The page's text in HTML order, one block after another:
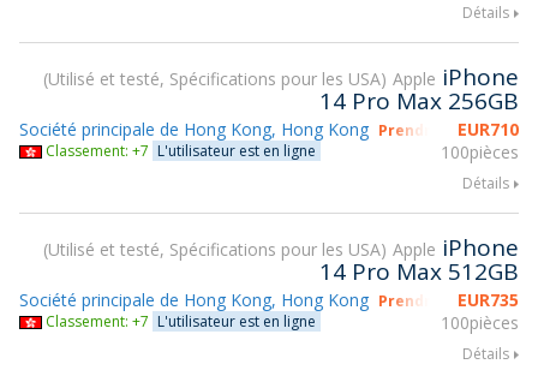
Détails
Utilisé et testé, Spécifications pour les USA Apple iPhone
14 Pro Max 256GB
EUR710
100pièces
Société principale de Hong Kong, Hong Kong Prendre part à gsmX
Classement: +7 L'utilisateur est en ligne
Détails
Utilisé et testé, Spécifications pour les USA Apple iPhone
14 Pro Max 512GB
EUR735
100pièces
Société principale de Hong Kong, Hong Kong Prendre part à gsmX
Classement: +7 L'utilisateur est en ligne
Détails